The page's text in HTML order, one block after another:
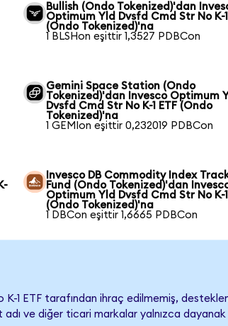
Bullish (Ondo Tokenized)'dan
Optimum Yld Dvsfd Cmd Str No K-1
(Ondo Tokenized)'na
1 BLSHon eşittir 1,3527 PDBCon
Gemini Space Station (Ondo
Tokenized)'dan Invesco Optimum
Dvsfd Cmd Str No K-1 ETF (Ondo
Tokenized)'na
1 GEMIon eşittir 0,232019 PDBCon
Invesco DB Commodity Index
Fund (Ondo Tokenized)'dan
Optimum Yld Dvsfd Cmd Str No K-1
(Ondo Tokenized)'na
1 DBCon eşittir 1,6665 PDBCon
1 ETF tarafından ihraç edilmemiş,
ve diğer ticari markalar yalnızca dayanak